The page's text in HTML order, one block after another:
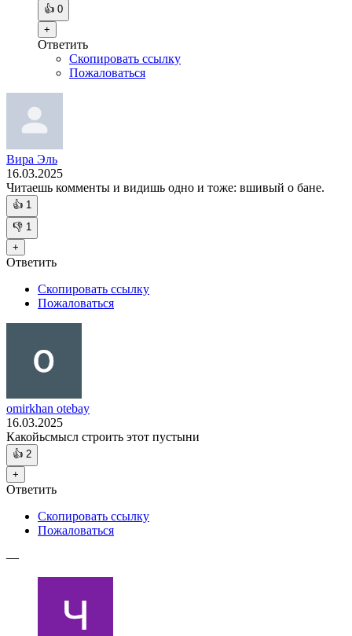
👍 0
+
Ответить
Скопировать ссылку
Пожаловаться
Вира Эль
16.03.2025
Читаешь комменты и видишь одно и тоже: вшивый о бане.
👍 1
👎 1
+
Ответить
Скопировать ссылку
Пожаловаться
omirkhan otebay
16.03.2025
Какойьсмысл строить этот пустыни
👍 2
+
Ответить
Скопировать ссылку
Пожаловаться
—